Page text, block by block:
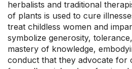
herbalists and traditional
of plants is used to cure
treat childless women and
symbolize generosity,
mastery of knowledge,
conduct that they advocate for